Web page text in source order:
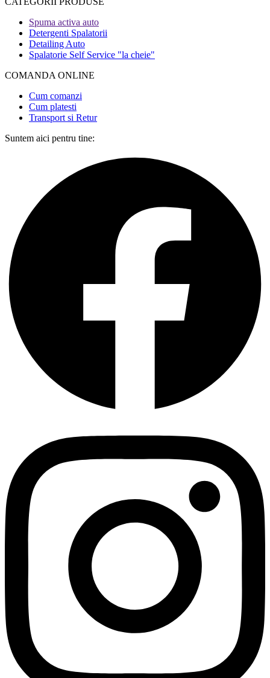
Spuma activa auto
Detergenti Spalatorii
Detailing Auto
Spalatorie Self Service "la cheie"
COMANDA ONLINE​
Cum comanzi
Cum platesti
Transport si Retur
Suntem aici pentru tine: